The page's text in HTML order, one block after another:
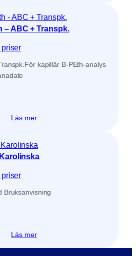
– ABC + Transpk.
kapillär B-PEth-analys
Läs mer
Bruksanvisning
Läs mer